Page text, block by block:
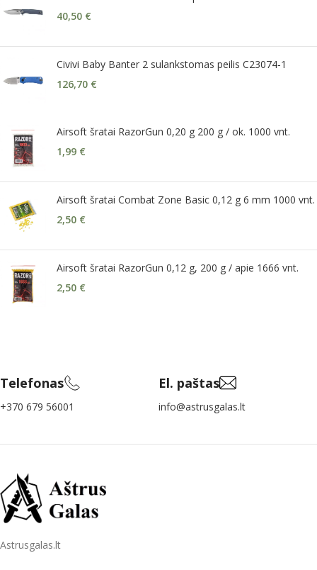
40,50 €
Civivi Baby Banter 2 sulankstomas peilis C23074-1
126,70 €
Airsoft šratai RazorGun 0,20 g 200 g / ok. 1000 vnt.
1,99 €
Airsoft šratai Combat Zone Basic 0,12 g 6 mm 1000 vnt.
2,50 €
Airsoft šratai RazorGun 0,12 g, 200 g / apie 1666 vnt.
2,50 €
Telefonas
+370 679 56001
El. paštas
info@astrusgalas.lt
Astrusgalas.lt